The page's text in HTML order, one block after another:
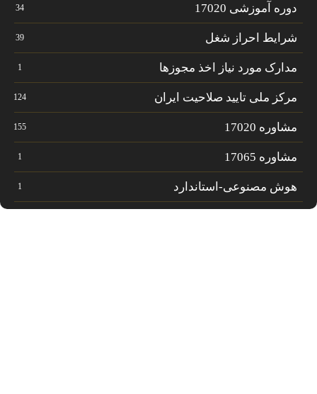
دوره آموزشی 17020 34
شرایط احراز شغل 39
مدارک مورد نیاز اخذ مجوزها 1
مرکز ملی تایید صلاحیت ایران 124
مشاوره 17020 155
مشاوره 17065 1
هوش مصنوعی-استاندارد 1